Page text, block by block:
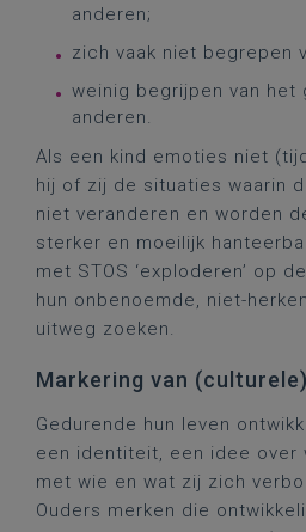
anderen;
zich vaak niet begrepen
weinig begrijpen van het
anderen.
Als een kind emoties niet
hij of zij de situaties waarin
niet veranderen en worden
sterker en moeilijk
met STOS ‘exploderen’ op
hun onbenoemde, niet-
uitweg zoeken.
Markering van
Gedurende hun leven
een identiteit, een idee over
met wie en wat zij zich
Ouders merken die